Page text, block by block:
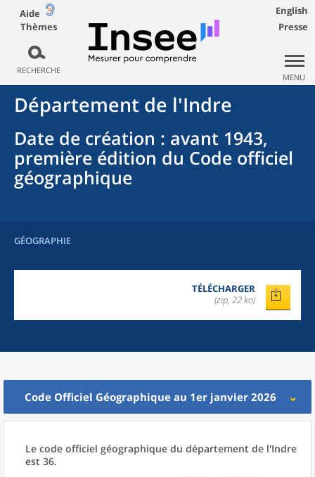
Aide
Thèmes
RECHERCHE
English
Presse
MENU
Département de l'Indre
Date de création : avant 1943,
première édition du Code officiel
géographique
GÉOGRAPHIE
TÉLÉCHARGER
(zip, 22 ko)
Code Officiel Géographique au 1er janvier 2026
Le code officiel géographique du département de l'Indre
est 36.